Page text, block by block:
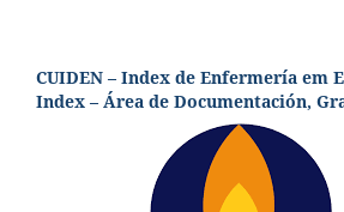
CUIDEN – Index de Enfermería em
Index – Área de Documentación,